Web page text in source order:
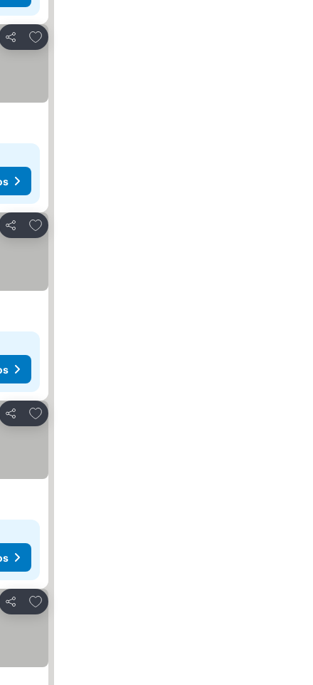
Partilhar
Adicionar aos favoritos
Partilhar
Adicionar aos favoritos
Partilhar
Adicionar aos favoritos
Partilhar
Adicionar aos favoritos